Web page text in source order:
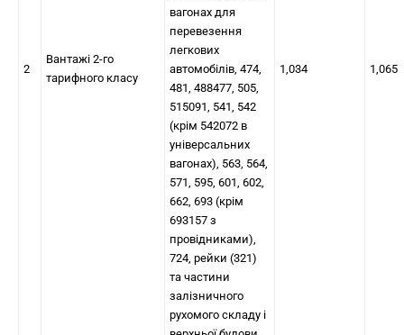
2
Вантажі 2-го
тарифного класу
вагонах для
перевезення
легкових
автомобілів, 474,
481, 488477, 505,
515091, 541, 542
(крім 542072 в
універсальних
вагонах), 563, 564,
571, 595, 601, 602,
662, 693 (крім
693157 з
провідниками),
724, рейки (321)
та частини
залізничного
рухомого складу і
1,034 1,065